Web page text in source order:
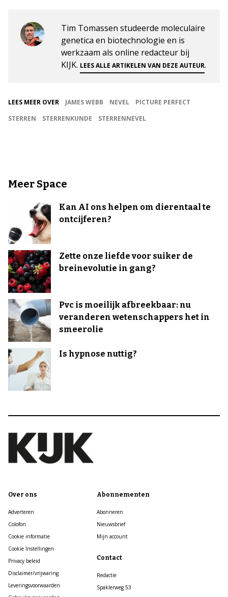
Tim Tomassen studeerde moleculaire
genetica en biotechnologie en is
werkzaam als online redacteur bij
KIJK. LEES ALLE ARTIKELEN VAN DEZE AUTEUR.
LEES MEER OVER JAMES WEBB NEVEL
PICTURE PERFECT
STERREN
STERRENKUNDE STERRENNEVEL
Meer Space
Kan AI ons helpen om dierentaal te
ontcijferen?
Zette onze liefde voor suiker de
breinevolutie in gang?
Pvc is moeilijk afbreekbaar: nu
veranderen wetenschappers het in
smeerolie
Is hypnose nuttig?
Over ons
Adverteren
Colofon
Cookie informatie
Cookie Instellingen
Privacy beleid
Disclaimer/vrijwaring
Leveringsvoorwaarden
Abonnementen
Abonneren
Nieuwsbrief
Mijn account
Contact
Redactie
Spaklerweg 53